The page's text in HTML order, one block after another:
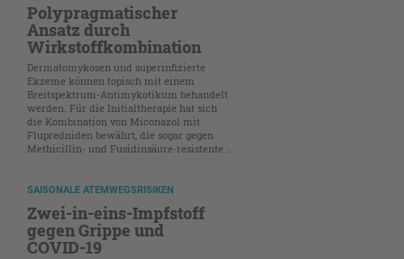
Polypragmatischer
Ansatz durch
Wirkstoffkombination
Dermatomykosen und superinfizierte
Ekzeme können topisch mit einem
Breitspektrum-Antimykotikum behandelt
werden. Für die Initialtherapie hat sich
die Kombination von Miconazol mit
Flupredniden bewährt, die sogar gegen
Methicillin- und Fusidinsäure-resistente ...
SAISONALE ATEMWEGSRISIKEN
Zwei-in-eins-Impfstoff
gegen Grippe und
COVID-19